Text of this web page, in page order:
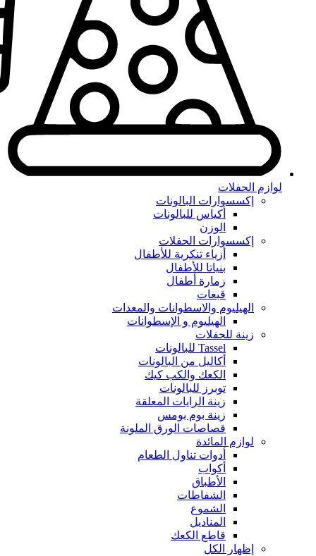
لوازم الحفلات
إكسسوارات البالونات
أكياس للبالونات
الوزن
إكسسوارات الحفلات
أزياء تنكرية للأطفال
بنياتا للأطفال
زمارة أطفال
قبعات
الهيليوم والاسطوانات والمعدات
الهيليوم و الإسطوانات
زينة للحفلات
Tassel للبالونات
أكاليل من البالونات
الكعك والكب كيك
توبرز للبالونات
زينة الرايات المعلقة
زينة بوم بومس
قصاصات الورق الملونة
لوازم المائدة
أدوات تناول الطعام
أكواب
الأطباق
الشفاطات
الشموع
المناديل
قاطع الكعك
إظهار الكل